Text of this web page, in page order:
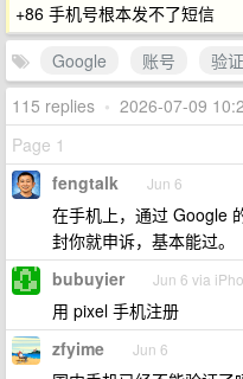
+86 手机号根本发不了短信
Google
账号
验证
115 replies • 2026-07-09
Page 1
fengtalk Jun 6
在手机上，通过 Google
封你就申诉，基本能过。
bubuyier Jun 6 via
用 pixel 手机注册
zfyime Jun 6